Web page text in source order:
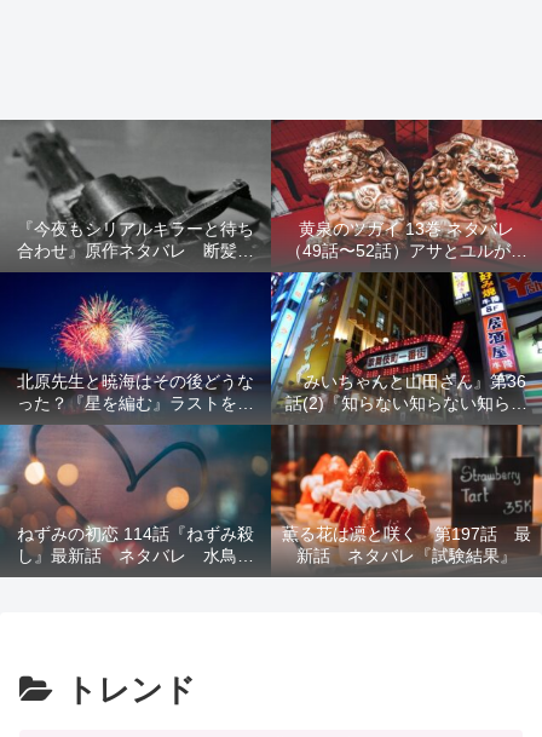
『今夜もシリアルキラーと待ち
合わせ』原作ネタバレ 断髪オ
ブジェ殺人事件 犯人の正体や
結末を解説
黄泉のツガイ 13巻 ネタバレ
（49話〜52話）アサとユルが家
出！西ノ村の真実とヒカルの決
意を解説
北原先生と暁海はその後どうな
った？『星を編む』ラストをネ
タバレ解説
『みいちゃんと山田さん』第36
話(2)『知らない知らない知らな
い』最新話 ネタバレ 犯人確
定 次回最終回
ねずみの初恋 114話『ねずみ殺
し』最新話 ネタバレ 水鳥死
亡 鯆を殺すか
薫る花は凛と咲く 第197話 最
新話 ネタバレ『試験結果』
トレンド